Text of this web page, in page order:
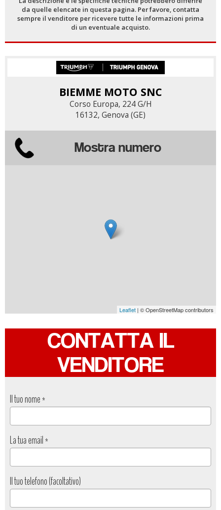
da quelle elencate in questa pagina. Per favore, contatta
sempre il venditore per ricevere tutte le informazioni prima
di un eventuale acquisto.
BIEMME MOTO SNC
Corso Europa, 224 G/H
16132, Genova (GE)
Mostra numero
Leaflet | © OpenStreetMap contributors
CONTATTA IL
VENDITORE
Il tuo nome*
La tua email*
Il tuo telefono (facoltativo)